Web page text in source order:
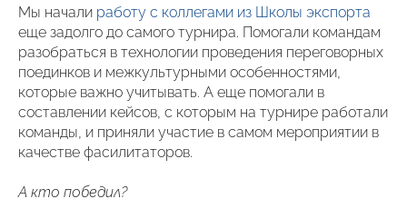
Мы начали работу с коллегами из Школы экспорта
еще задолго до самого турнира. Помогали командам
разобраться в технологии проведения переговорных
поединков и межкультурными особенностями,
которые важно учитывать. А еще помогали в
составлении кейсов, с которым на турнире работали
команды, и приняли участие в самом мероприятии в
качестве фасилитаторов.
А кто победил?